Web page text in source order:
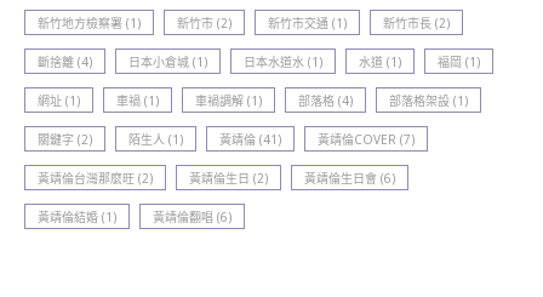
新竹地方檢察署 (1) 新竹巿 (2) 新竹巿交通 (1) 新竹巿長 (2)
斷捨離 (4) 日本小倉城 (1) 日本水道水 (1) 水道 (1) 福岡 (1)
網址 (1) 車禍 (1) 車禍調解 (1) 部落格 (4) 部落格架設 (1)
關鍵字 (2) 陌生人 (1) 黃靖倫 (41) 黃靖倫COVER (7)
黃靖倫台灣那麼旺 (2) 黃靖倫生日 (2) 黃靖倫生日會 (6)
黃靖倫結婚 (1) 黃靖倫翻唱 (6)